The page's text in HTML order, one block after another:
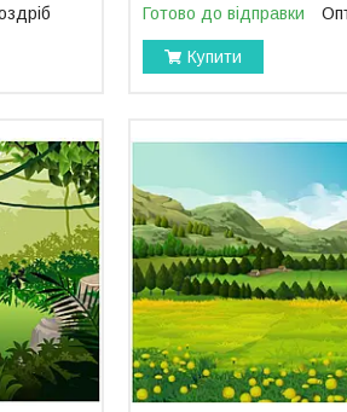
Готово до відправки
Купити